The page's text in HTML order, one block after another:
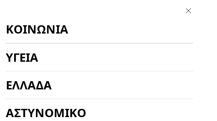
ΚΟΙΝΩΝΊΑ
ΥΓΕΊΑ
ΕΛΛΆΔΑ
ΑΣΤΥΝΟΜΙΚΌ